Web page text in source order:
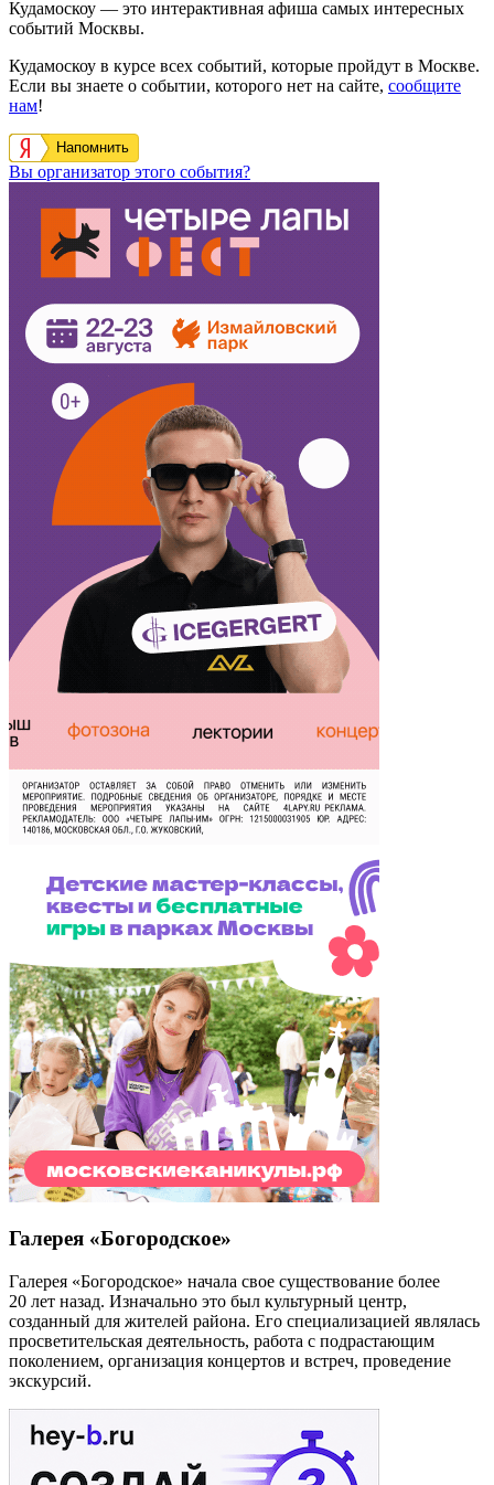
Кудамоскоу — это интерактивная афиша самых интересных
событий Москвы.
Кудамоскоу в курсе всех событий, которые пройдут в Москве.
Если вы знаете о событии, которого нет на сайте, сообщите
нам!
Напомнить
Вы организатор этого события?
Галерея «Богородское»
Галерея «Богородское» начала свое существование более
20 лет назад. Изначально это был культурный центр,
созданный для жителей района. Его специализацией являлась
просветительская деятельность, работа с подрастающим
поколением, организация концертов и встреч, проведение
экскурсий.